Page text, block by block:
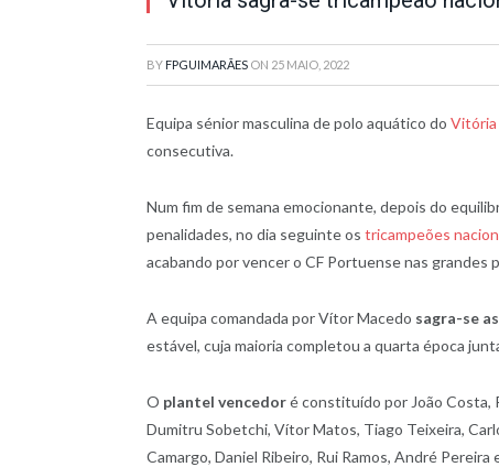
BY FPGUIMARÃES ON 25 MAIO, 2022
Equipa sénior masculina de polo aquático do Vitória
consecutiva.
Num fim de semana emocionante, depois do
penalidades, no dia seguinte os tricampeões
acabando por vencer o CF Portuense nas grandes
A equipa comandada por Vítor Macedo sagra-se
estável, cuja maioria completou a quarta época
O plantel vencedoré constituído por João Costa,
Dumitru Sobetchi, Vítor Matos, Tiago Teixeira,
Camargo, Daniel Ribeiro, Rui Ramos, André Pereira